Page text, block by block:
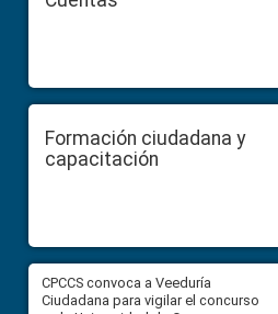
Formación ciudadana y
capacitación
CPCCS convoca a Veeduría
Ciudadana para vigilar el concurso